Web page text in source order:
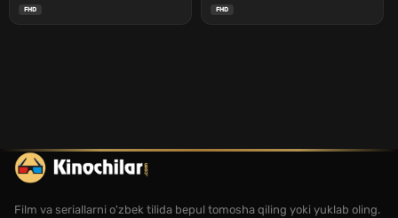
FHD FHD
Film va seriallarni o'zbek tilida bepul tomosha qiling yoki yuklab oling.